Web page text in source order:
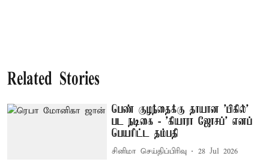
Related Stories
பெண் குழந்தைக்கு தாயான ’பிகில்’
பட நடிகை - 'கியாரா ஜோசப்' எனப்
பெயரிட்ட தம்பதி
சினிமா செய்திப்பிரிவு 28 Jul 2026